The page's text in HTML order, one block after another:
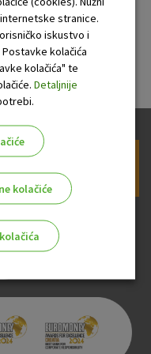
banke
i korištenje
stranice.
iskustvo i
kolačića
kolačića" te
Detaljnije
kolačiće